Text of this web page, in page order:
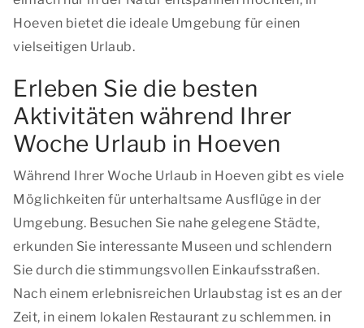
Hoeven bietet die ideale Umgebung für einen
vielseitigen Urlaub.
Erleben Sie die besten
Aktivitäten während Ihrer
Woche Urlaub in Hoeven
Während Ihrer Woche Urlaub in Hoeven gibt es viele
Möglichkeiten für unterhaltsame Ausflüge in der
Umgebung. Besuchen Sie nahe gelegene Städte,
erkunden Sie interessante Museen und schlendern
Sie durch die stimmungsvollen Einkaufsstraßen.
Nach einem erlebnisreichen Urlaubstag ist es an der
Zeit, in einem lokalen Restaurant zu schlemmen. in